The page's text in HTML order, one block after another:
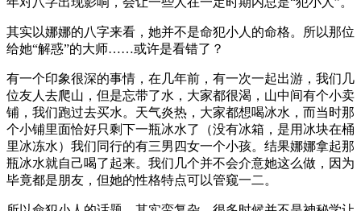
其实以娜娜的八字来看，她并不是命犯小人的命格。所以那位
给她“解惑”的大师……或许是看错了？
有一个印象很深的事情，在几年前，有一次一起出游，我们几
位友人去爬山，但是忘带了水，大家都很渴，山中间有个小卖
铺，我们跑过去买水。天气炎热，大家都想喝冰水，而当时那
个小铺里面恰好只剩下一瓶冰水了（没有冰箱，是用冰块在桶
里冰冻水）我们同行的有三男四女一个小孩。结果娜娜拿起那
瓶冰水就自己喝了起来。我们几个并不会介意她这么做，因为
毕竟都是朋友，但她的性格特点可以管窥一二。